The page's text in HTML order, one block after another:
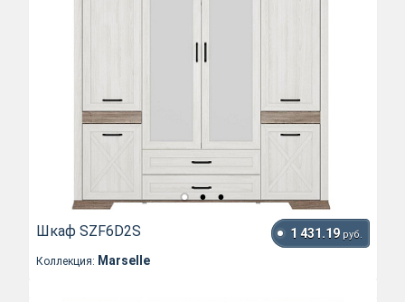
Шкаф SZF6D2S 1 431.19 руб.
Коллекция: Marselle